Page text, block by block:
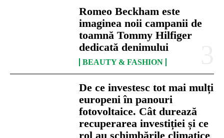
Romeo Beckham este
imaginea noii campanii de
toamnă Tommy Hilfiger
dedicată denimului
BEAUTY & FASHION
De ce investesc tot mai mulți
europeni în panouri
fotovoltaice. Cât durează
recuperarea investiției și ce
rol au schimbările climatice